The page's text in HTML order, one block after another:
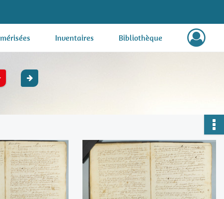
Inventaires Bibliothèque